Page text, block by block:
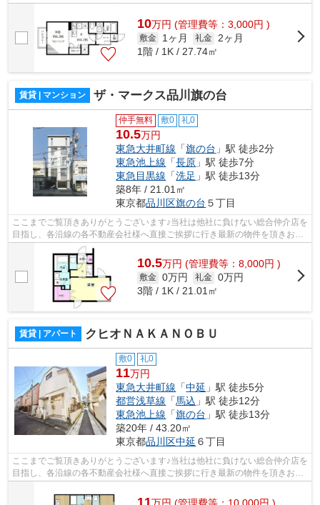
様へ提供しております！最新の情報は...
10万円 (管理費等：3,000円 )
敷金 1ヶ月 礼金 2ヶ月
1階 / 1K / 27.74㎡
賃貸 | マンション ザ・マークス品川旗の台
仲手無料 敷0 礼0
10.5万円
東急大井町線 「旗の台 」駅 徒歩2分
東急池上線 「長原 」駅 徒歩7分
東急目黒線 「洗足 」駅 徒歩13分
築8年 / 21.01㎡
東京都品川区旗の台 ５丁目
ここまでご覧頂きありがとうございます♪当社は他社に負けない総合仲介店を
目指し、各沿線の各不動産会社様へ直接ご挨拶に行き最新の物件を頂きお客
様へ提供しております！最新の情報は...
10.5万円 (管理費等：8,000円 )
敷金 0万円 礼金 0万円
3階 / 1K / 21.01㎡
賃貸 | アパート クヒオＮＡＫＡＮＯＢＵ
敷0 礼0
11万円
東急大井町線 「中延 」駅 徒歩5分
都営浅草線 「馬込 」駅 徒歩12分
東急池上線 「旗の台 」駅 徒歩13分
築20年 / 43.20㎡
東京都品川区中延 ６丁目
ここまでご覧頂きありがとうございます♪当社は他社に負けない総合仲介店を
目指し、各沿線の各不動産会社様へ直接ご挨拶に行き最新の物件を頂きお客
11